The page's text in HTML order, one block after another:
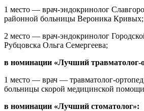
1 место — врач-эндокринолог
районной больницы Вероника Кривых;
2 место — врач-эндокринолог
Рубцовска Ольга Семергеева;
в номинации «Лучший травматолог-
1 место — врач — травматолог-
больницы скорой медицинской
в номинации «Лучший стоматолог»: